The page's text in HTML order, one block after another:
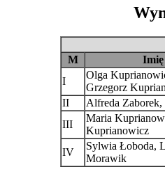
M
I
Olga
Grzegorz
II
Alfreda Zaborek,
III
Maria
Kuprianowicz
IV
Sylwia Łoboda,
Morawik